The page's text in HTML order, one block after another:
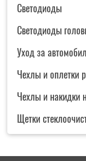
Светодиоды
Светодиоды
Уход за
Чехлы и оплетки
Чехлы и накидки
Щетки